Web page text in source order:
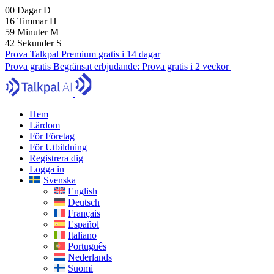
00 DagarD
16 TimmarH
59 MinuterM
40 Sekunder S
Prova Talkpal Premium gratis i 14 dagar
Prova gratis Begränsat erbjudande: Prova gratis i 2 veckor
Hem
Lärdom
För Företag
För Utbildning
Registrera dig
Logga in
Svenska
English
Deutsch
Français
Español
Italiano
Português
Nederlands
Suomi